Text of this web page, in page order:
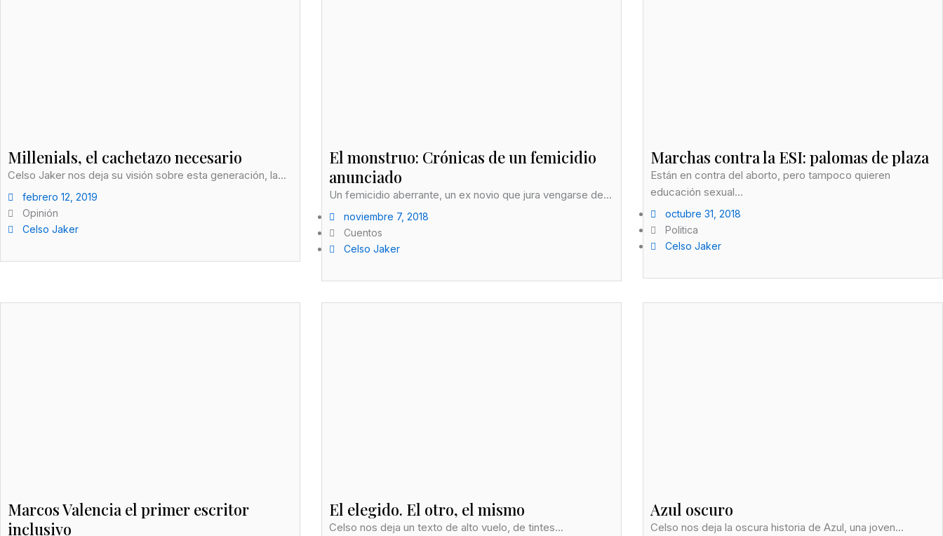
Millenials, el cachetazo necesario
Celso Jaker nos deja su visión sobre esta generación, la...
febrero 12, 2019
Opinión
Celso Jaker
El monstruo: Crónicas de un femicidio
anunciado
Un femicidio aberrante, un ex novio que jura vengarse de...
noviembre 7, 2018
Cuentos
Celso Jaker
Marchas contra la ESI: palomas de plaza
Están en contra del aborto, pero tampoco quieren
educación sexual...
octubre 31, 2018
Politica
Celso Jaker
Marcos Valencia el primer escritor
inclusivo
El elegido. El otro, el mismo
Celso nos deja un texto de alto vuelo, de tintes...
Azul oscuro
Celso nos deja la oscura historia de Azul, una joven...